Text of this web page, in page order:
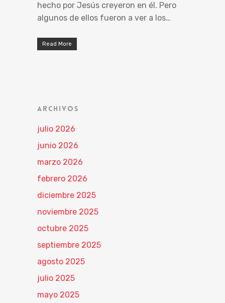
hecho por Jesús creyeron en él. Pero
algunos de ellos fueron a ver a los…
Read More
ARCHIVOS
julio 2026
junio 2026
marzo 2026
febrero 2026
diciembre 2025
noviembre 2025
octubre 2025
septiembre 2025
agosto 2025
julio 2025
mayo 2025